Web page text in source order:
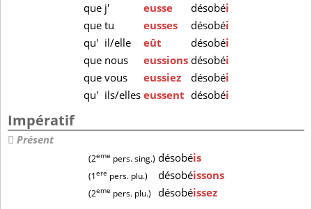
que j' eusse désobéi
que tu eusses désobéi
qu' il/elle eût désobéi
que nous eussions désobéi
que vous eussiez désobéi
qu' ils/elles eussent désobéi
Impératif
Présent
(2eme pers. sing.) désobéis
(1ere pers. plu.) désobéissons
(2eme pers. plu.) désobéissez